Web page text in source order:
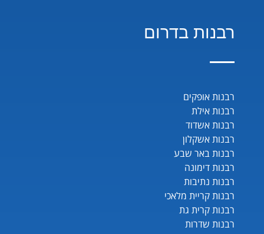
רבנות בדרום
רבנות אופקים
רבנות אילת
רבנות אשדוד
רבנות אשקלון
רבנות באר שבע
רבנות דימונה
רבנות נתיבות
רבנות קריית מלאכי
רבנות קרית גת
רבנות שדרות